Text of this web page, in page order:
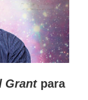
Grantpara